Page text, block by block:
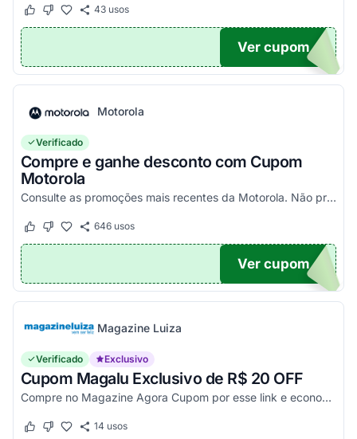
Este cupom funcionou
Este cupom não funcionou
43usos
100
Ver cupom
Motorola
Verificado
Compre e ganhe desconto com Cupom
Motorola
Consulte as promoções mais recentes da Motorola. Não precisa de cupom, descontos já aplicados no site.
Este cupom funcionou
Este cupom não funcionou
646usos
TICO
Ver cupom
Magazine Luiza
Verificado Exclusivo
Cupom Magalu Exclusivo de R$ 20 OFF
Compre no Magazine Agora Cupom por esse link e economize R$ 20 na compra de produtos acima de R$ 999 vendidos e entregues por Magazine Luiza. Economize!
Este cupom funcionou
Este cupom não funcionou
14 usos